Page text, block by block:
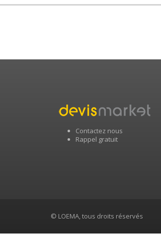
Contactez nous
Rappel gratuit
© LOEMA, tous droits réservés